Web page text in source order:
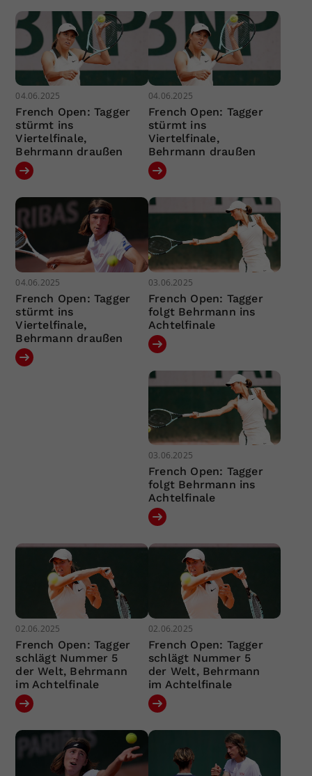
04.06.2025
French Open: Tagger
stürmt ins
Viertelfinale,
Behrmann draußen
04.06.2025
French Open: Tagger
stürmt ins
Viertelfinale,
Behrmann draußen
04.06.2025
French Open: Tagger
stürmt ins
Viertelfinale,
Behrmann draußen
03.06.2025
French Open: Tagger
folgt Behrmann ins
Achtelfinale
03.06.2025
French Open: Tagger
folgt Behrmann ins
Achtelfinale
02.06.2025
French Open: Tagger
schlägt Nummer 5
der Welt, Behrmann
im Achtelfinale
02.06.2025
French Open: Tagger
schlägt Nummer 5
der Welt, Behrmann
im Achtelfinale